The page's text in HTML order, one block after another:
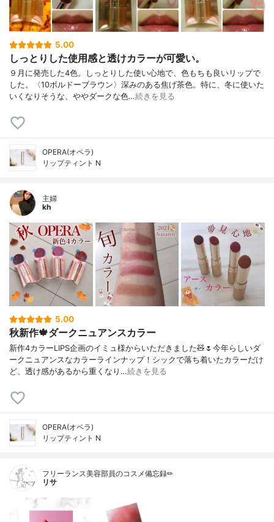
5.00
しっとりした使用感と透けカラーが可愛い。
９月に発売した4色。しっとりした使い心地で、色もちも良いリップで
した。〈10ボルドーブラウン〉深みのある焦げ茶色。特に、冬に使いた
いくなりそうな、ややダークな色…続きを見る
OPERA(オペラ)
リップティント N
主婦
kh
5.00
秋新作🍁ダークニュアンスカラー
新作4カラーLIPS企画のイミュ様からいただきました🧸🌷今年らしいダ
ークニュアンスなカラーラインナップ！シックで落ち着いたカラーだけ
ど、透け感があるから重くなり…続きを見る
OPERA(オペラ)
リップティント N
フリーランス美容部員のコスメ備忘録✏︎
リサ